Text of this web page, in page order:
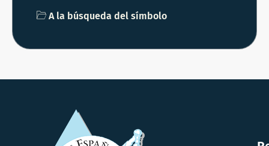
A la búsqueda del símbolo